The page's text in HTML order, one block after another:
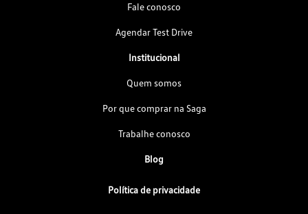
Fale conosco
Agendar Test Drive
Institucional
Quem somos
Por que comprar na Saga
Trabalhe conosco
Blog
Política de privacidade